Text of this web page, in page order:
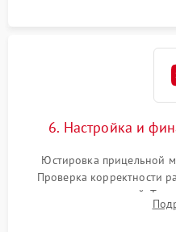
6. Настройка и
Юстировка прицельной
Проверка корректности
отсутствия искажений.
стенде для подтверждения